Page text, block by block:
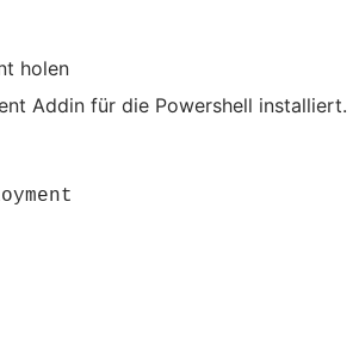
holen
Addin für die Powershell installiert.